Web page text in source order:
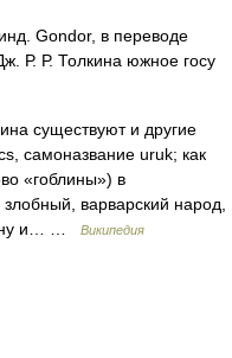
Gondor, в переводе
Р. Р. Толкина южное госу
существуют и другие
самоназвание uruk; как
«гоблины») в
варварский народ,
и… …
Википедия